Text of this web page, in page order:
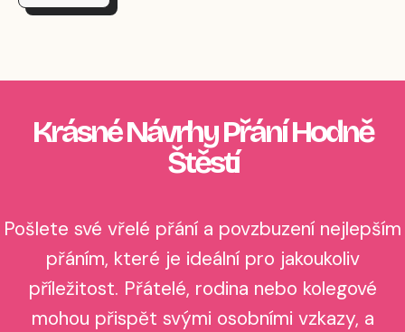
Krásné Návrhy Přání Hodně
Štěstí
Pošlete své vřelé přání a povzbuzení nejlepším
přáním, které je ideální pro jakoukoliv
příležitost. Přátelé, rodina nebo kolegové
mohou přispět svými osobními vzkazy, a